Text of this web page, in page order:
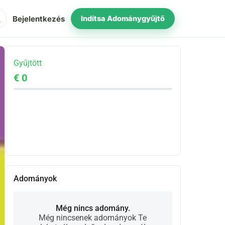
Bejelentkezés Indítsa Adománygyűjtő
Gyűjtött
€ 0
Adományok
Még nincs adomány.
Még nincsenek adományok Te